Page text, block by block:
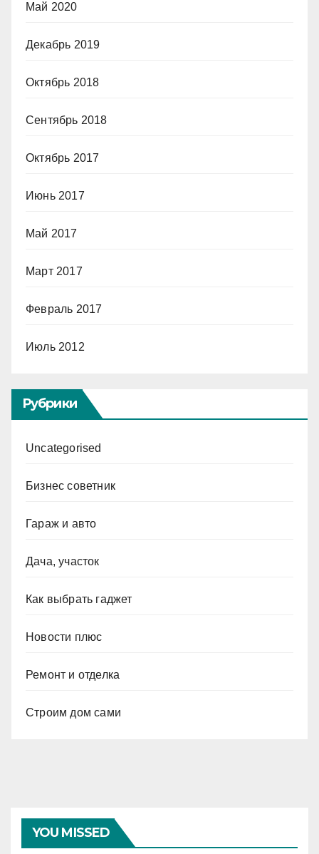
Май 2020
Декабрь 2019
Октябрь 2018
Сентябрь 2018
Октябрь 2017
Июнь 2017
Май 2017
Март 2017
Февраль 2017
Июль 2012
Рубрики
Uncategorised
Бизнес советник
Гараж и авто
Дача, участок
Как выбрать гаджет
Новости плюс
Ремонт и отделка
Строим дом сами
YOU MISSED